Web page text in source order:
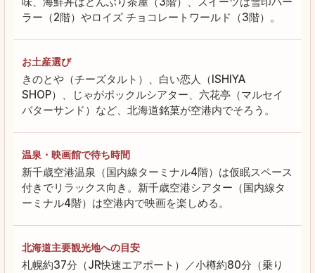
ラー（2階）やロイズ チョコレートワールド（3階）。
お土産選び
きのとや（チーズタルト）、白い恋人（ISHIYA
SHOP）、じゃがポックルシアター、六花亭（マルセイ
バターサンド）など、北海道銘菓が空港内でそろう。
温泉・映画館で待ち時間
新千歳空港温泉（国内線ターミナル4階）は仮眠スペース
付きでリラックス向き。新千歳空港シアター（国内線タ
ーミナル4階）は空港内で映画を楽しめる。
北海道主要観光地への目安
札幌約37分（JR快速エアポート）／小樽約80分（乗り